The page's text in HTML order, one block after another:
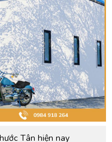
Tân hiện nay